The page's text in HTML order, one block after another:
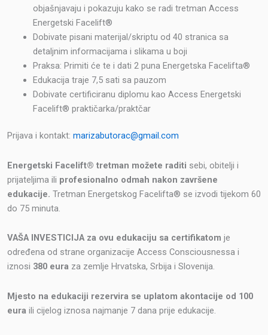
objašnjavaju i pokazuju kako se radi tretman Access
Energetski Facelift®
Dobivate pisani materijal/skriptu od 40 stranica sa
detaljnim informacijama i slikama u boji
Praksa: Primiti će te i dati 2 puna Energetska Facelifta®
Edukacija traje 7,5 sati sa pauzom
Dobivate certificiranu diplomu kao Access Energetski
Facelift® praktičarka/praktčar
Prijava i kontakt: marizabutorac@gmail.com
Energetski Facelift® tretman možete raditi sebi, obitelji i
prijateljima ili profesionalno odmah nakon završene
edukacije. Tretman Energetskog Facelifta® se izvodi tijekom 60
do 75 minuta.
VAŠA INVESTICIJA za ovu edukaciju sa certifikatom je
određena od strane organizacije Access Consciousnessa i
iznosi 380 euraza zemlje Hrvatska, Srbija i Slovenija.
Mjesto na edukaciji rezervira se uplatom akontacije od 100
euraili cijelog iznosa najmanje 7 dana prije edukacije.